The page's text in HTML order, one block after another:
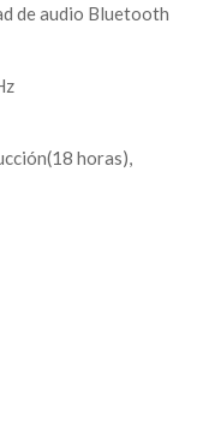
de audio Bluetooth
horas),